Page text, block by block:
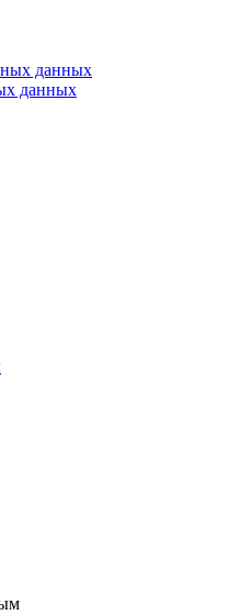
данных
данных